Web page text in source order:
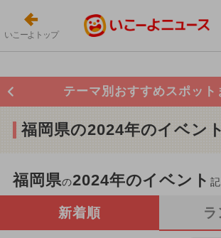
いこーよトップ
テーマ別おすすめスポット
福岡県の2024年のイベン
福岡県の2024年のイベント
新着順